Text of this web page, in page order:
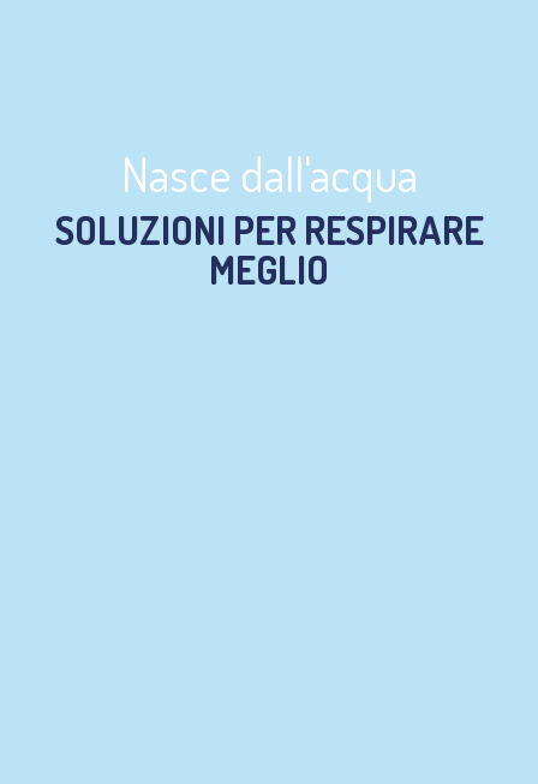
Nasce dall'acqua
SOLUZIONI PER RESPIRARE
MEGLIO